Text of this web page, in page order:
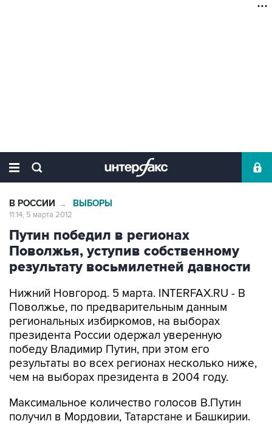
В РОССИИ → ВЫБОРЫ
11:14, 5 марта 2012
Путин победил в регионах
Поволжья, уступив собственному
результату восьмилетней давности
Нижний Новгород. 5 марта. INTERFAX.RU - В
Поволжье, по предварительным данным
региональных избиркомов, на выборах
президента России одержал уверенную
победу Владимир Путин, при этом его
результаты во всех регионах несколько ниже,
чем на выборах президента в 2004 году.
Максимальное количество голосов В.Путин
получил в Мордовии, Татарстане и Башкирии.